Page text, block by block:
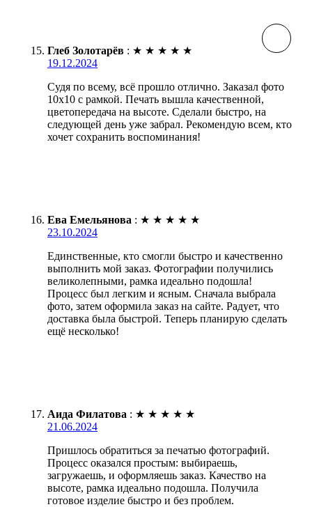
Глеб Золотарёв : ★ ★ ★ ★ ★
19.12.2024
Судя по всему, всё прошло отлично. Заказал фото
10х10 с рамкой. Печать вышла качественной,
цветопередача на высоте. Сделали быстро, на
следующей день уже забрал. Рекомендую всем, кто
хочет сохранить воспоминания!
Ева Емельянова : ★ ★ ★ ★ ★
23.10.2024
Единственные, кто смогли быстро и качественно
выполнить мой заказ. Фотографии получились
великолепными, рамка идеально подошла!
Процесс был легким и ясным. Сначала выбрала
фото, затем оформила заказ на сайте. Радует, что
доставка была быстрой. Теперь планирую сделать
ещё несколько!
Аида Филатова : ★ ★ ★ ★ ★
21.06.2024
Пришлось обратиться за печатью фотографий.
Процесс оказался простым: выбираешь,
загружаешь, и оформляешь заказ. Качество на
высоте, рамка идеально подошла. Получила
готовое изделие быстро и без проблем.